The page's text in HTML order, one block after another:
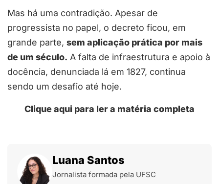
Mas há uma contradição. Apesar de
progressista no papel, o decreto ficou, em
grande parte, sem aplicação prática por mais
de um século. A falta de infraestrutura e apoio à
docência, denunciada lá em 1827, continua
sendo um desafio até hoje.
Clique aqui para ler a matéria completa
Luana Santos
Jornalista formada pela UFSC